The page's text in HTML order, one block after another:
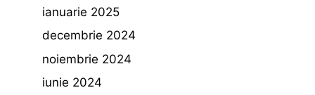
ianuarie 2025
decembrie 2024
noiembrie 2024
iunie 2024